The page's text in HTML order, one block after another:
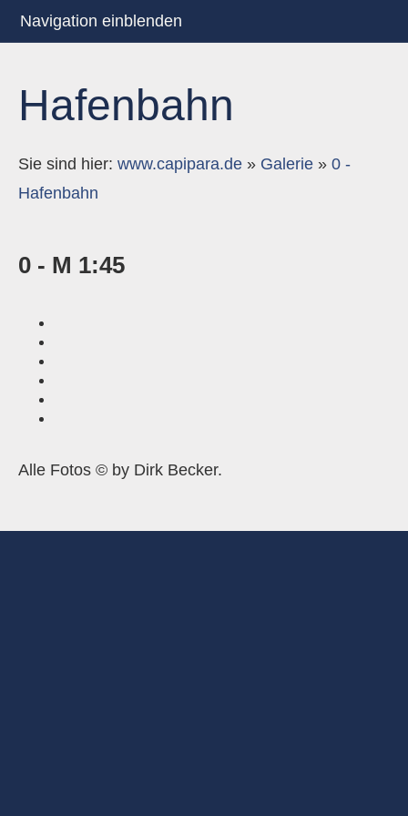
Navigation einblenden
Hafenbahn
Sie sind hier: www.capipara.de » Galerie » 0 -
Hafenbahn
0 - M 1:45
Alle Fotos © by Dirk Becker.